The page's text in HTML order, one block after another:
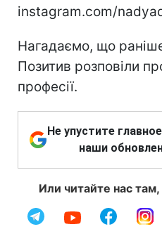
instagram.com/
Нагадаємо, що
Позитив розповіли
професії.
Не упустите
наши
Или читайте нас